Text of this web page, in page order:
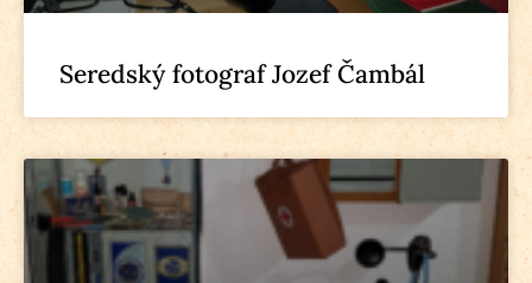
Seredský fotograf Jozef Čambál